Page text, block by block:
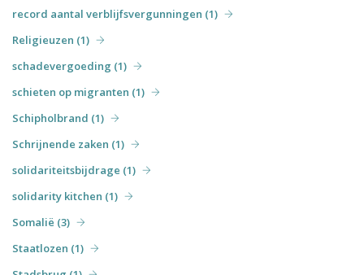
record aantal verblijfsvergunningen (1)
Religieuzen (1)
schadevergoeding (1)
schieten op migranten (1)
Schipholbrand (1)
Schrijnende zaken (1)
solidariteitsbijdrage (1)
solidarity kitchen (1)
Somalië (3)
Staatlozen (1)